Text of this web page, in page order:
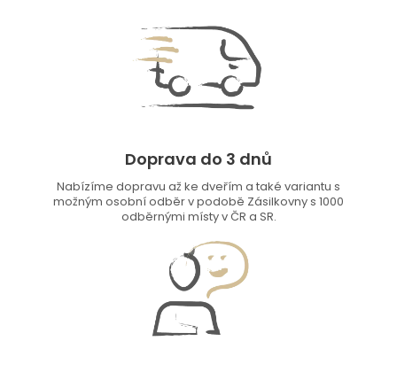
Doprava do 3 dnů
Nabízíme dopravu až ke dveřím a také variantu s
možným osobní odběr v podobě Zásilkovny s 1000
odběrnými místy v ČR a SR.